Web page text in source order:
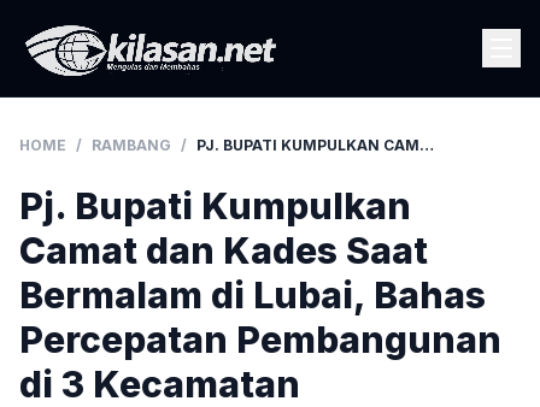
HOME / RAMBANG / PJ. BUPATI KUMPULKAN CAMAT DAN KADES SAAT BERMALAM DI LUBAI, BAHAS PERCEPATAN PEMBANGUNAN DI 3 KECAMATAN
Pj. Bupati Kumpulkan
Camat dan Kades Saat
Bermalam di Lubai, Bahas
Percepatan Pembangunan
di 3 Kecamatan